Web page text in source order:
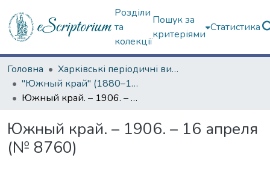
Розділи
та
колекції
Пошук за
критеріями
Статистика
Головна
Харківські періодичні видання
"Южный край" (1880–1919 гг.)
Южный край. – 1906. – 16 апреля (№ 8760)
Южный край. – 1906. – 16 апреля
(№ 8760)